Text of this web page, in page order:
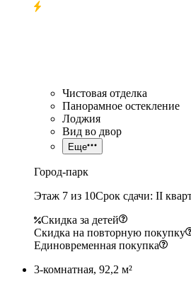
Чистовая отделка
Панорамное остекление
Лоджия
Вид во двор
Еще
Город-парк
Этаж 7 из 10Срок сдачи: II
Скидка за детей
Скидка на повторную покупку
Единовременная покупка
3-комнатная, 92,2 м²